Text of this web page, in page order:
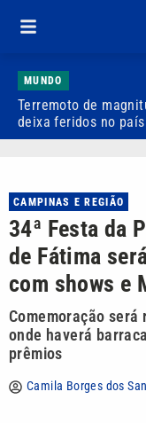
MUNDO
Terremoto de
deixa feridos no país
CAMPINAS E REGIÃO
34ª Festa da
de Fátima
com shows e
Comemoração
onde haverá
prêmios
Camila Borges dos